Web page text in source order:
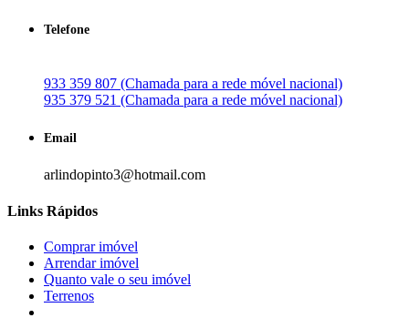
Telefone
933 359 807 (Chamada para a rede móvel nacional)
935 379 521 (Chamada para a rede móvel nacional)
Email
arlindopinto3@hotmail.com
Links Rápidos
Comprar imóvel
Arrendar imóvel
Quanto vale o seu imóvel
Terrenos